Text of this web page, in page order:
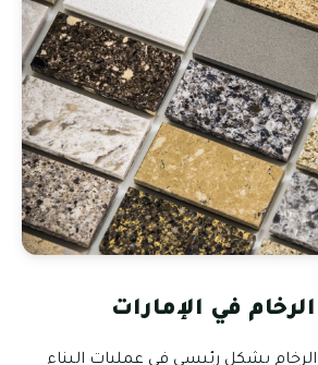
في الإمارات
بشكل رئيسي في عمليات البناء